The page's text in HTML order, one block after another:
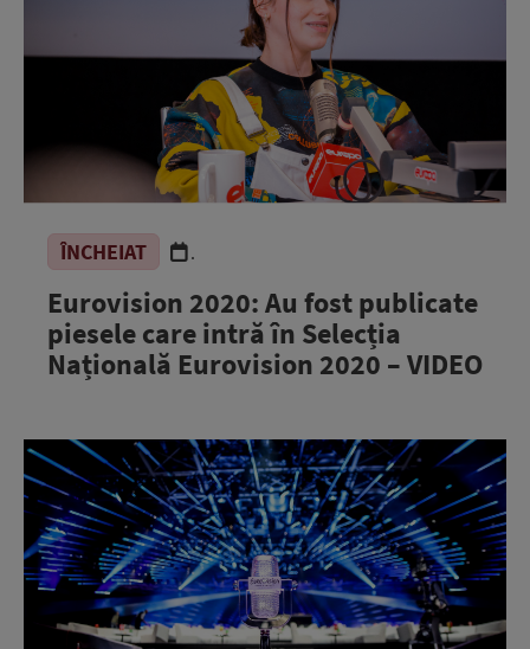
ÎNCHEIAT .
Eurovision 2020: Au fost publicate
piesele care intră în Selecția
Națională Eurovision 2020 – VIDEO